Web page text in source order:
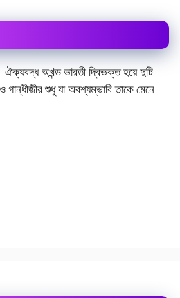
ঐক্যবদ্ধ অখন্ড ভারতী দ্বিভক্ত হয়ে দুটি
শুধু যা অবশ্যম্ভাবি তাকে মেনে